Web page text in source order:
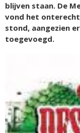
blijven staan. De
vond het
stond, aangezien
toegevoegd.